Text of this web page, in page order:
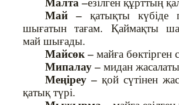
Малта –езілген құрттың
Май – қатықты күбіде
шығатын тағам. Қаймақты
май шығады.
Майсөк – майға бөктірген
Мипалау – мидан
Меңіреу – қой сүтінен
қатық түрі.